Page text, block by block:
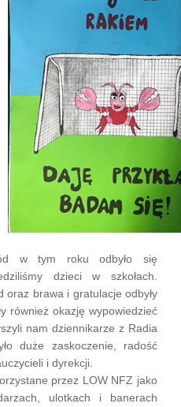
w tym roku odbyło się
dzieci w szkołach.
brawa i gratulacje odbyły
również okazję wypowiedzieć
nam dziennikarze z Radia
duże zaskoczenie, radość
i dyrekcji.
przez LOW NFZ jako
ulotkach i banerach